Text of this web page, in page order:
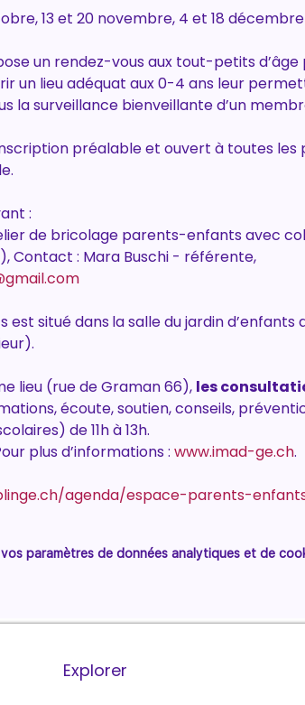
13 et 20 novembre, 4 et 18 décembre
un rendez-vous aux tout-petits
un lieu adéquat aux 0-4 ans leur
la surveillance bienveillante d’un
préalable et ouvert à toutes
:
de bricolage parents-enfants avec
Contact : Mara Buschi - référente,
est situé dansla salle du jardin d’enfants
lieu (rue de Graman 66), les
écoute, soutien, conseils,
de 11h à 13h.
plus d’informations : www.imad-ge.ch.
agenda/espace-parents-
paramètres de données analytiques et de
Explorer